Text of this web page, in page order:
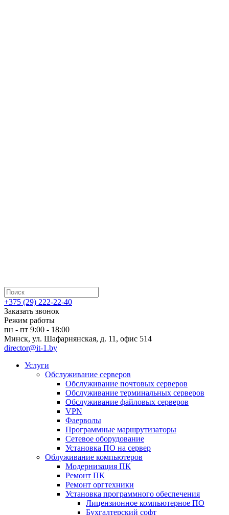
+375 (29) 222-22-40
Заказать звонок
Режим работы
пн - пт 9:00 - 18:00
Минск, ул. Шафарнянская, д. 11, офис 514
director@it-1.by
Услуги
Обслуживание серверов
Обслуживание почтовых серверов
Обслуживание терминальных серверов
Обслуживание файловых серверов
VPN
Фаерволы
Программные маршрутизаторы
Сетевое оборудование
Установка ПО на сервер
Облуживание компьютеров
Модернизация ПК
Ремонт ПК
Ремонт оргтехники
Установка программного обеспечения
Лицензионное компьютерное ПО
Бухгалтерский софт